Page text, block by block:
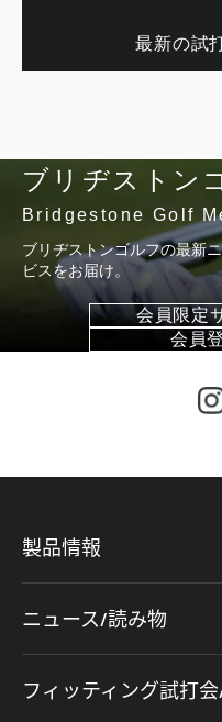
最新の試
ブリヂストン
Bridgestone Golf
ブリヂストンゴルフの最新
ビスをお届け。
会員限定
会員
製品情報
ニュース/読み物
フィッティング試打